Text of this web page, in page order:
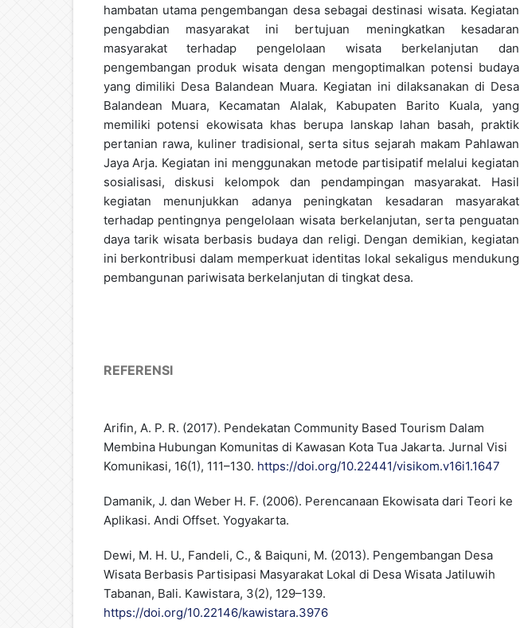
hambatan utama pengembangan desa sebagai destinasi wisata. Kegiatan
pengabdian masyarakat ini bertujuan meningkatkan kesadaran
masyarakat terhadap pengelolaan wisata berkelanjutan dan
pengembangan produk wisata dengan mengoptimalkan potensi budaya
yang dimiliki Desa Balandean Muara. Kegiatan ini dilaksanakan di Desa
Balandean Muara, Kecamatan Alalak, Kabupaten Barito Kuala, yang
memiliki potensi ekowisata khas berupa lanskap lahan basah, praktik
pertanian rawa, kuliner tradisional, serta situs sejarah makam Pahlawan
Jaya Arja. Kegiatan ini menggunakan metode partisipatif melalui kegiatan
sosialisasi, diskusi kelompok dan pendampingan masyarakat. Hasil
kegiatan menunjukkan adanya peningkatan kesadaran masyarakat
terhadap pentingnya pengelolaan wisata berkelanjutan, serta penguatan
daya tarik wisata berbasis budaya dan religi. Dengan demikian, kegiatan
ini berkontribusi dalam memperkuat identitas lokal sekaligus mendukung
pembangunan pariwisata berkelanjutan di tingkat desa.
REFERENSI
Arifin, A. P. R. (2017). Pendekatan Community Based Tourism Dalam
Membina Hubungan Komunitas di Kawasan Kota Tua Jakarta. Jurnal Visi
Komunikasi, 16(1), 111–130. https://doi.org/10.22441/visikom.v16i1.1647
Damanik, J. dan Weber H. F. (2006). Perencanaan Ekowisata dari Teori ke
Aplikasi. Andi Offset. Yogyakarta.
Dewi, M. H. U., Fandeli, C., & Baiquni, M. (2013). Pengembangan Desa
Wisata Berbasis Partisipasi Masyarakat Lokal di Desa Wisata Jatiluwih
Tabanan, Bali. Kawistara, 3(2), 129–139.
https://doi.org/10.22146/kawistara.3976